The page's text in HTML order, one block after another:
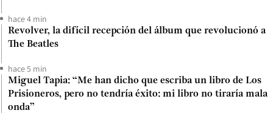
hace 4 min
Revolver, la difícil recepción del álbum que revolucionó a
The Beatles
hace 5 min
Miguel Tapia: “Me han dicho que escriba un libro de Los
Prisioneros, pero no tendría éxito: mi libro no tiraría mala
onda”